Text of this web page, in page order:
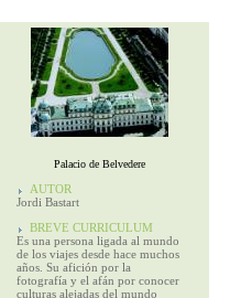
Palacio de Belvedere
AUTOR
Jordi Bastart
BREVE CURRICULUM
Es una persona ligada al mundo
de los viajes desde hace muchos
años. Su afición por la
fotografía y el afán por conocer
culturas alejadas del mundo